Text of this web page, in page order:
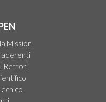
Mission
aderenti
Rettori